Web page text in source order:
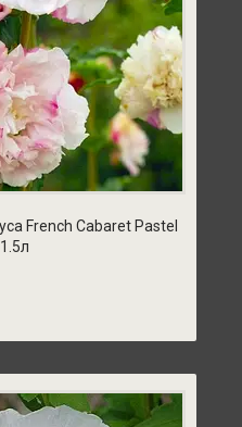
French Cabaret Pastel